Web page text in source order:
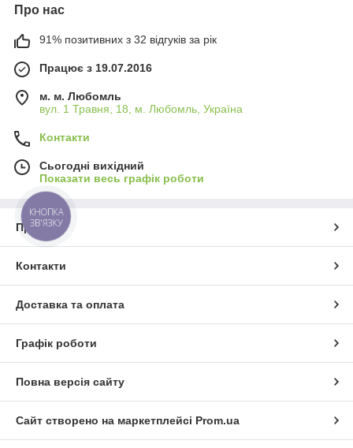
Про нас
91% позитивних з 32 відгуків за рік
Працює з 19.07.2016
м. м. Любомль
вул. 1 Травня, 18, м. Любомль, Україна
Контакти
Сьогодні вихідний
Показати весь графік роботи
Про нас
Контакти
Доставка та оплата
Графік роботи
Повна версія сайту
Сайт створено на маркетплейсі Prom.ua
КНОПКА
ЗВ'ЯЗКУ